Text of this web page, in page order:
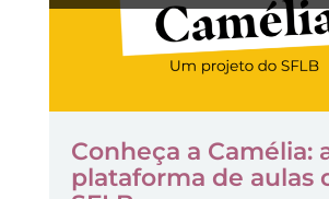
Conheça a Camélia:
plataforma de aulas